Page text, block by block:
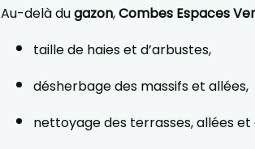
Au-delà dugazon,Combes Espaces
taille de haies et d’arbustes,
désherbage des massifs et allées,
nettoyage des terrasses, allées et